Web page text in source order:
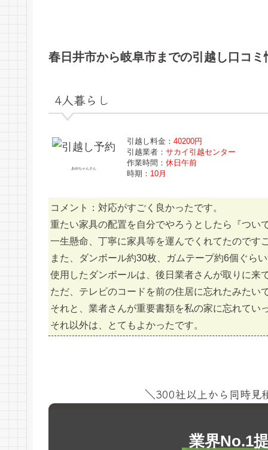
春日井市から岐阜市までの引越し口コミ
4人暮らし
あゆちゃんさん
引越し料金： 40200円
引越業者： サカイ引越センター
作業時間： 休日午前
時期： 10月
コメント：対応がすごく良かったです。
重たい家具の配置を自分でやろうとしたら『つい
一生懸命、丁寧に家具等を運んでくれてたのです
また、ダンボール約30枚、ガムテープ約6個ぐら
使用したダンボールは、後日業者さんが取りに来
ただ、テレビのコードを前の住居に忘れたみたい
それと、業者さんが重要書類を私の家に忘れてい
それ以外は、とてもよかったです。
＼300社以上から同時見
業界No.1